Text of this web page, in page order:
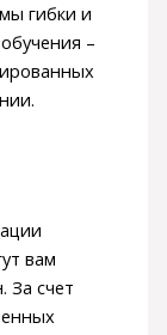
гибки и
–
вам
За счет